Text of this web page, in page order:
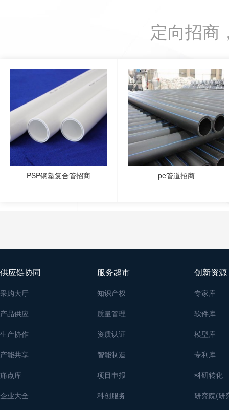
定向招商
PSP钢塑复合管招商 pe管道招商
供应链协同
采购大厅
产品供应
生产协作
产能共享
痛点库
企业大全
服务超市
知识产权
质量管理
资质认证
智能制造
项目申报
科创服务
创新资源
专家库
软件库
模型库
专利库
科研转化
研究院(研